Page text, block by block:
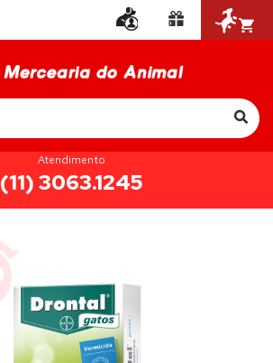
Atendimento
(11) 3063.1245